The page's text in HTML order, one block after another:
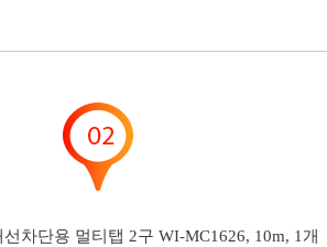
차단용 멀티탭 2구 WI-MC1626, 10m, 1개